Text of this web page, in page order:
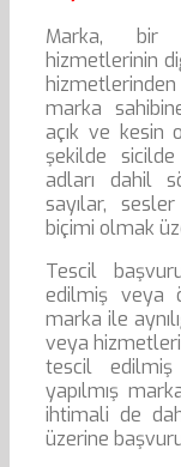
Marka, bir
hizmetlerinin
marka
açık ve kesin
şekilde
adları dahil
sayılar,
biçimi olmak
Tescil
edilmiş veya
marka ile
veya
tescil
yapılmış
ihtimali de
üzerine